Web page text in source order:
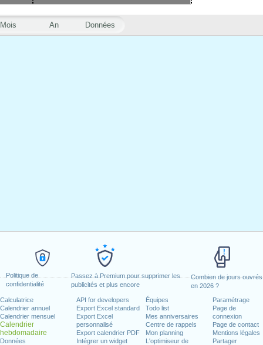
Politique de
confidentialité
Passez à Premium pour supprimer les
publicités et plus encore
Combien de jours ouvrés
en 2026 ?
Calculatrice
Calendrier annuel
Calendrier mensuel
Calendrier
hebdomadaire
Données
API for developers
Export Excel standard
Export Excel
personnalisé
Export calendrier PDF
Intégrer un widget
Équipes
Todo list
Mes anniversaires
Centre de rappels
Mon planning
L'optimiseur de
Paramétrage
Page de
connexion
Page de contact
Mentions légales
Partager
Mois An Données